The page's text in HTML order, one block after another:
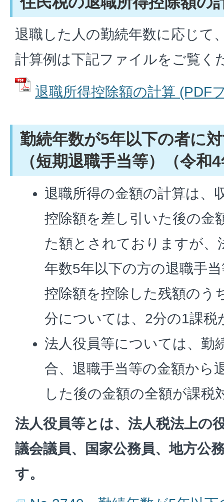
退職した人の勤続年数に応じて
計算例は下記ファイルをご覧く
退職所得控除額の計算 (PDF
勤続年数が5年以下の者に
（短期退職手当等）（令和
退職所得の金額の計算は、
控除額を差し引いた後の金
た額とされておりますが、
年数5年以下の方の退職手
控除額を控除した残額のう
分については、2分の1課税
法人役員等については、勤
合、退職手当等の金額から
した後の金額の全額が課税
法人役員等とは、法人税法上の
議会議員、国家公務員、地方公
す。